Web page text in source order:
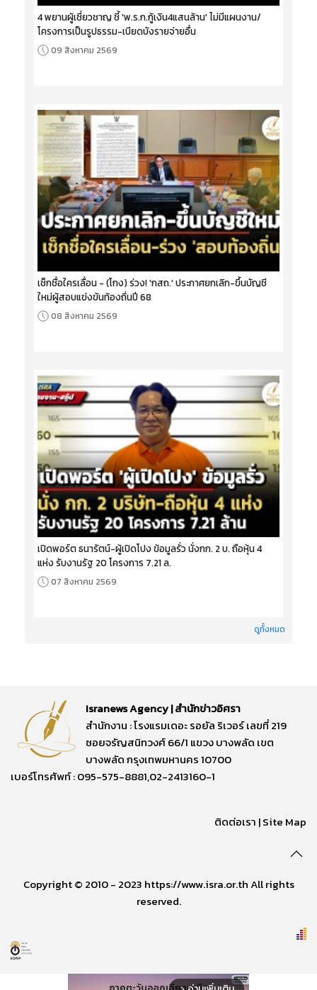
4 พยานผู้เชี่ยวชาญ ชี้ 'พ.ร.ก.กู้เงิน4แสนล้าน' ไม่มีแผนงาน/
โครงการเป็นรูปธรรม-เบียดบังรายจ่ายอื่น
09 สิงหาคม 2569
เช็กชื่อใครเลื่อน - (โกง) ร่วง! 'กสถ.' ประกาศยกเลิก-ขึ้นบัญชี
ใหม่ผู้สอบแข่งขันท้องถิ่นปี 68
08 สิงหาคม 2569
เปิดพอร์ต ธนารัตน์-ผู้เปิดโปง ข้อมูลรั่ว นั่งกก. 2 บ. ถือหุ้น 4
แห่ง รับงานรัฐ 20 โครงการ 7.21 ล.
07 สิงหาคม 2569
ดูทั้งหมด
Isranews Agency | สำนักข่าวอิศรา
สำนักงาน : โรงแรมเดอะ รอยัล ริเวอร์ เลขที่ 219
ซอยจรัญสนิทวงศ์ 66/1 แขวง บางพลัด เขต
บางพลัด กรุงเทพมหานคร 10700
เบอร์โทรศัพท์ : 095-575-8881,02-2413160-1
ติดต่อเรา |Site Map
Copyright © 2010 - 2023 https://www.isra.or.th All rights
reserved.